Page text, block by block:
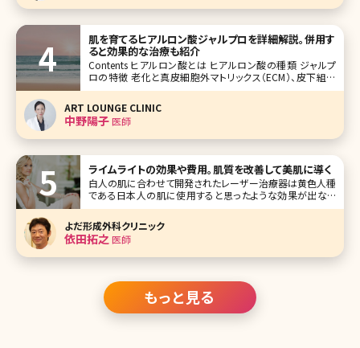
肌を育てるヒアルロン酸ジャルプロを詳細解説。併用す
ると効果的な治療も紹介
Contents ヒアルロン酸とは ヒアルロン酸の種類 ジャルプ
ロの特徴 老化と真皮細胞外マトリックス（ECM）、皮下組織
のリガメントのお話 ジャルプロに似ている施術、組み合わせ
めとしたECM製剤で真皮を日頃からケアして
ART LOUNGE CLINIC
中野陽子医師
ライムライトの効果や費用。肌質を改善して美肌に導く
白人の肌に合わせて開発されたレーザー治療器は黄色人種
である日本人の肌に使用すると思ったような効果が出ない
ことがありました。ライムライトは日本人の医師の協力の元、
開発された光治療器です。 これまでレーザーや光治療器で
は効果が弱かった
よだ形成外科クリニック
依田拓之医師
もっと見る